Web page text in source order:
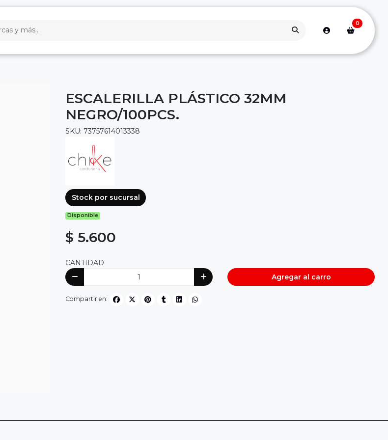
0
ESCALERILLA PLÁSTICO 32MM
NEGRO/100PCS.
SKU: 73757614013338
Stock por sucursal
Disponible
$ 5.600
CANTIDAD
Agregar al carro
Compartir en: